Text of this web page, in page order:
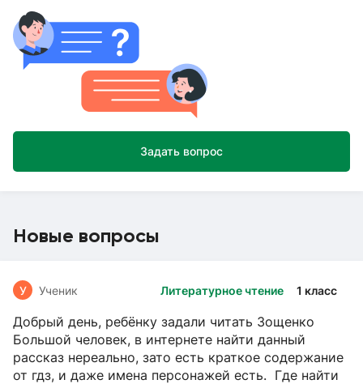
Задать вопрос
Новые вопросы
Литературное чтение 1 класс
У Ученик
Добрый день, ребёнку задали читать Зощенко
Большой человек, в интернете найти данный
рассказ нереально, зато есть краткое содержание
от гдз, и даже имена персонажей есть. Где найти